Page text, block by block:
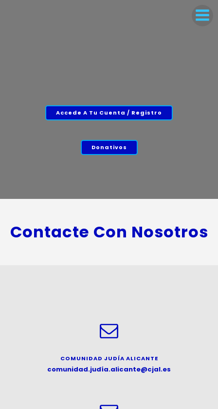
Accede A Tu Cuenta / Registro
Donativos
Contacte Con Nosotros
COMUNIDAD JUDÍA ALICANTE
comunidad.judía.alicante@cjal.es